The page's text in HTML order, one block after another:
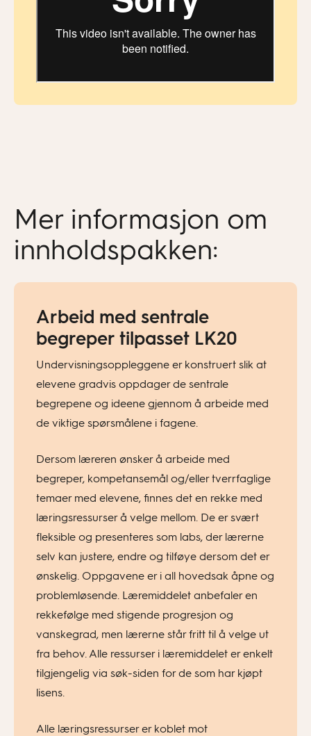
Mer informasjon om
innholdspakken:
Arbeid med sentrale
begreper tilpasset LK20
Undervisningsoppleggene er konstruert slik at
elevene gradvis oppdager de sentrale
begrepene og ideene gjennom å arbeide med
de viktige spørsmålene i fagene.
Dersom læreren ønsker å arbeide med
begreper, kompetansemål og/eller tverrfaglige
temaer med elevene, finnes det en rekke med
læringsressurser å velge mellom. De er svært
fleksible og presenteres som labs, der lærerne
selv kan justere, endre og tilføye dersom det er
ønskelig. Oppgavene er i all hovedsak åpne og
problemløsende. Læremiddelet anbefaler en
rekkefølge med stigende progresjon og
vanskegrad, men lærerne står fritt til å velge ut
fra behov. Alle ressurser i læremiddelet er enkelt
tilgjengelig via søk-siden for de som har kjøpt
lisens.
Alle læringsressurser er koblet mot